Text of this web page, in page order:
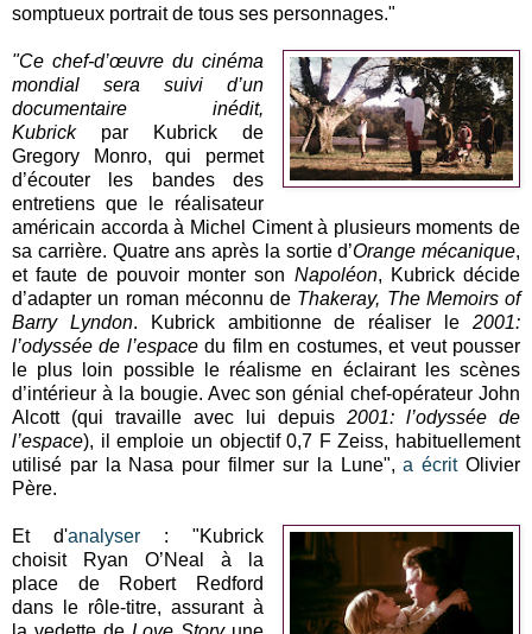
somptueux portrait de tous ses personnages."
"Ce chef-d’œuvre du cinéma
mondial sera suivi d’un
documentaire inédit,
Kubrickpar Kubrick de
Gregory Monro, qui permet
d’écouter les bandes des
entretiens que le réalisateur
américain accorda à Michel Ciment à plusieurs moments de
sa carrière. Quatre ans après la sortie d’Orange mécanique,
et faute de pouvoir monter son Napoléon, Kubrick décide
d’adapter un roman méconnu de Thakeray, The Memoirs of
Barry Lyndon. Kubrick ambitionne de réaliser le2001:
l’odyssée de l’espacedu film en costumes, et veut pousser
le plus loin possible le réalisme en éclairant les scènes
d’intérieur à la bougie. Avec son génial chef-opérateur John
Alcott (qui travaille avec lui depuis 2001: l’odyssée de
l’espace), il emploie un objectif 0,7 F Zeiss, habituellement
utilisé par la Nasa pour filmer sur la Lune",a écritOlivier
Père.
Et d'analyser : "Kubrick
choisit Ryan O’Neal à la
place de Robert Redford
dans le rôle-titre, assurant à